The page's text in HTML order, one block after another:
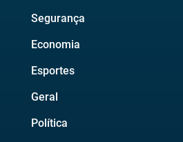
Segurança
Economia
Esportes
Geral
Política